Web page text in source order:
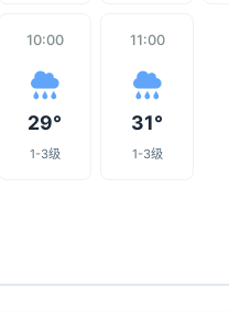
10:00
29°
1-3级
11:00
31°
1-3级